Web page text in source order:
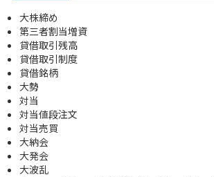
大株締め
第三者割当増資
貸借取引残高
貸借取引制度
貸借銘柄
大勢
対当
対当値段注文
対当売買
大納会
大発会
大波乱